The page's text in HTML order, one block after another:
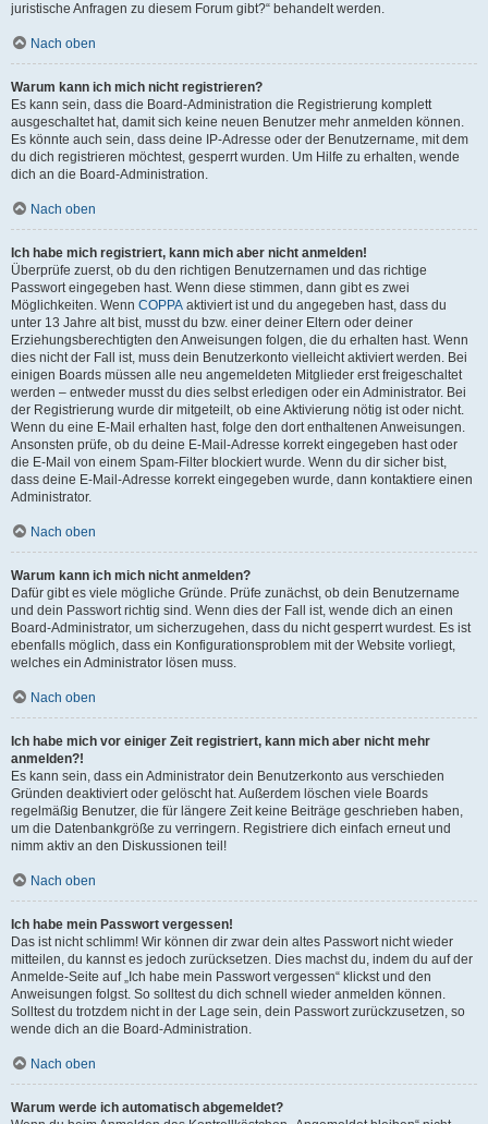
juristische Anfragen zu diesem Forum gibt?“ behandelt werden.
Nach oben
Warum kann ich mich nicht registrieren?
Es kann sein, dass die Board-Administration die Registrierung komplett
ausgeschaltet hat, damit sich keine neuen Benutzer mehr anmelden können.
Es könnte auch sein, dass deine IP-Adresse oder der Benutzername, mit dem
du dich registrieren möchtest, gesperrt wurden. Um Hilfe zu erhalten, wende
dich an die Board-Administration.
Nach oben
Ich habe mich registriert, kann mich aber nicht anmelden!
Überprüfe zuerst, ob du den richtigen Benutzernamen und das richtige
Passwort eingegeben hast. Wenn diese stimmen, dann gibt es zwei
Möglichkeiten. Wenn COPPA aktiviert ist und du angegeben hast, dass du
unter 13 Jahre alt bist, musst du bzw. einer deiner Eltern oder deiner
Erziehungsberechtigten den Anweisungen folgen, die du erhalten hast. Wenn
dies nicht der Fall ist, muss dein Benutzerkonto vielleicht aktiviert werden. Bei
einigen Boards müssen alle neu angemeldeten Mitglieder erst freigeschaltet
werden – entweder musst du dies selbst erledigen oder ein Administrator. Bei
der Registrierung wurde dir mitgeteilt, ob eine Aktivierung nötig ist oder nicht.
Wenn du eine E-Mail erhalten hast, folge den dort enthaltenen Anweisungen.
Ansonsten prüfe, ob du deine E-Mail-Adresse korrekt eingegeben hast oder
die E-Mail von einem Spam-Filter blockiert wurde. Wenn du dir sicher bist,
dass deine E-Mail-Adresse korrekt eingegeben wurde, dann kontaktiere einen
Administrator.
Nach oben
Warum kann ich mich nicht anmelden?
Dafür gibt es viele mögliche Gründe. Prüfe zunächst, ob dein Benutzername
und dein Passwort richtig sind. Wenn dies der Fall ist, wende dich an einen
Board-Administrator, um sicherzugehen, dass du nicht gesperrt wurdest. Es ist
ebenfalls möglich, dass ein Konfigurationsproblem mit der Website vorliegt,
welches ein Administrator lösen muss.
Nach oben
Ich habe mich vor einiger Zeit registriert, kann mich aber nicht mehr
anmelden?!
Es kann sein, dass ein Administrator dein Benutzerkonto aus verschieden
Gründen deaktiviert oder gelöscht hat. Außerdem löschen viele Boards
regelmäßig Benutzer, die für längere Zeit keine Beiträge geschrieben haben,
um die Datenbankgröße zu verringern. Registriere dich einfach erneut und
nimm aktiv an den Diskussionen teil!
Nach oben
Ich habe mein Passwort vergessen!
Das ist nicht schlimm! Wir können dir zwar dein altes Passwort nicht wieder
mitteilen, du kannst es jedoch zurücksetzen. Dies machst du, indem du auf der
Anmelde-Seite auf „Ich habe mein Passwort vergessen“ klickst und den
Anweisungen folgst. So solltest du dich schnell wieder anmelden können.
Solltest du trotzdem nicht in der Lage sein, dein Passwort zurückzusetzen, so
wende dich an die Board-Administration.
Nach oben
Warum werde ich automatisch abgemeldet?